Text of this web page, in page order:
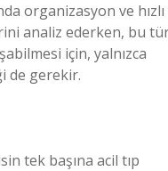
organizasyon ve hızlı
analiz ederken, bu
için, yalnızca
de gerekir.
tek başına acil tıp